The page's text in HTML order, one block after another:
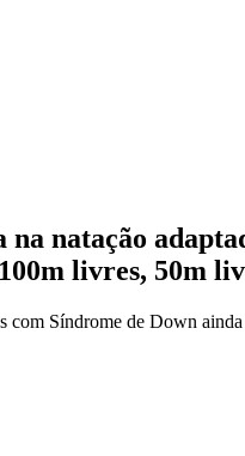
natação
livres, 50m
Síndrome de Down